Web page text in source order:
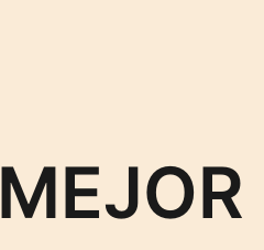
MEJOR